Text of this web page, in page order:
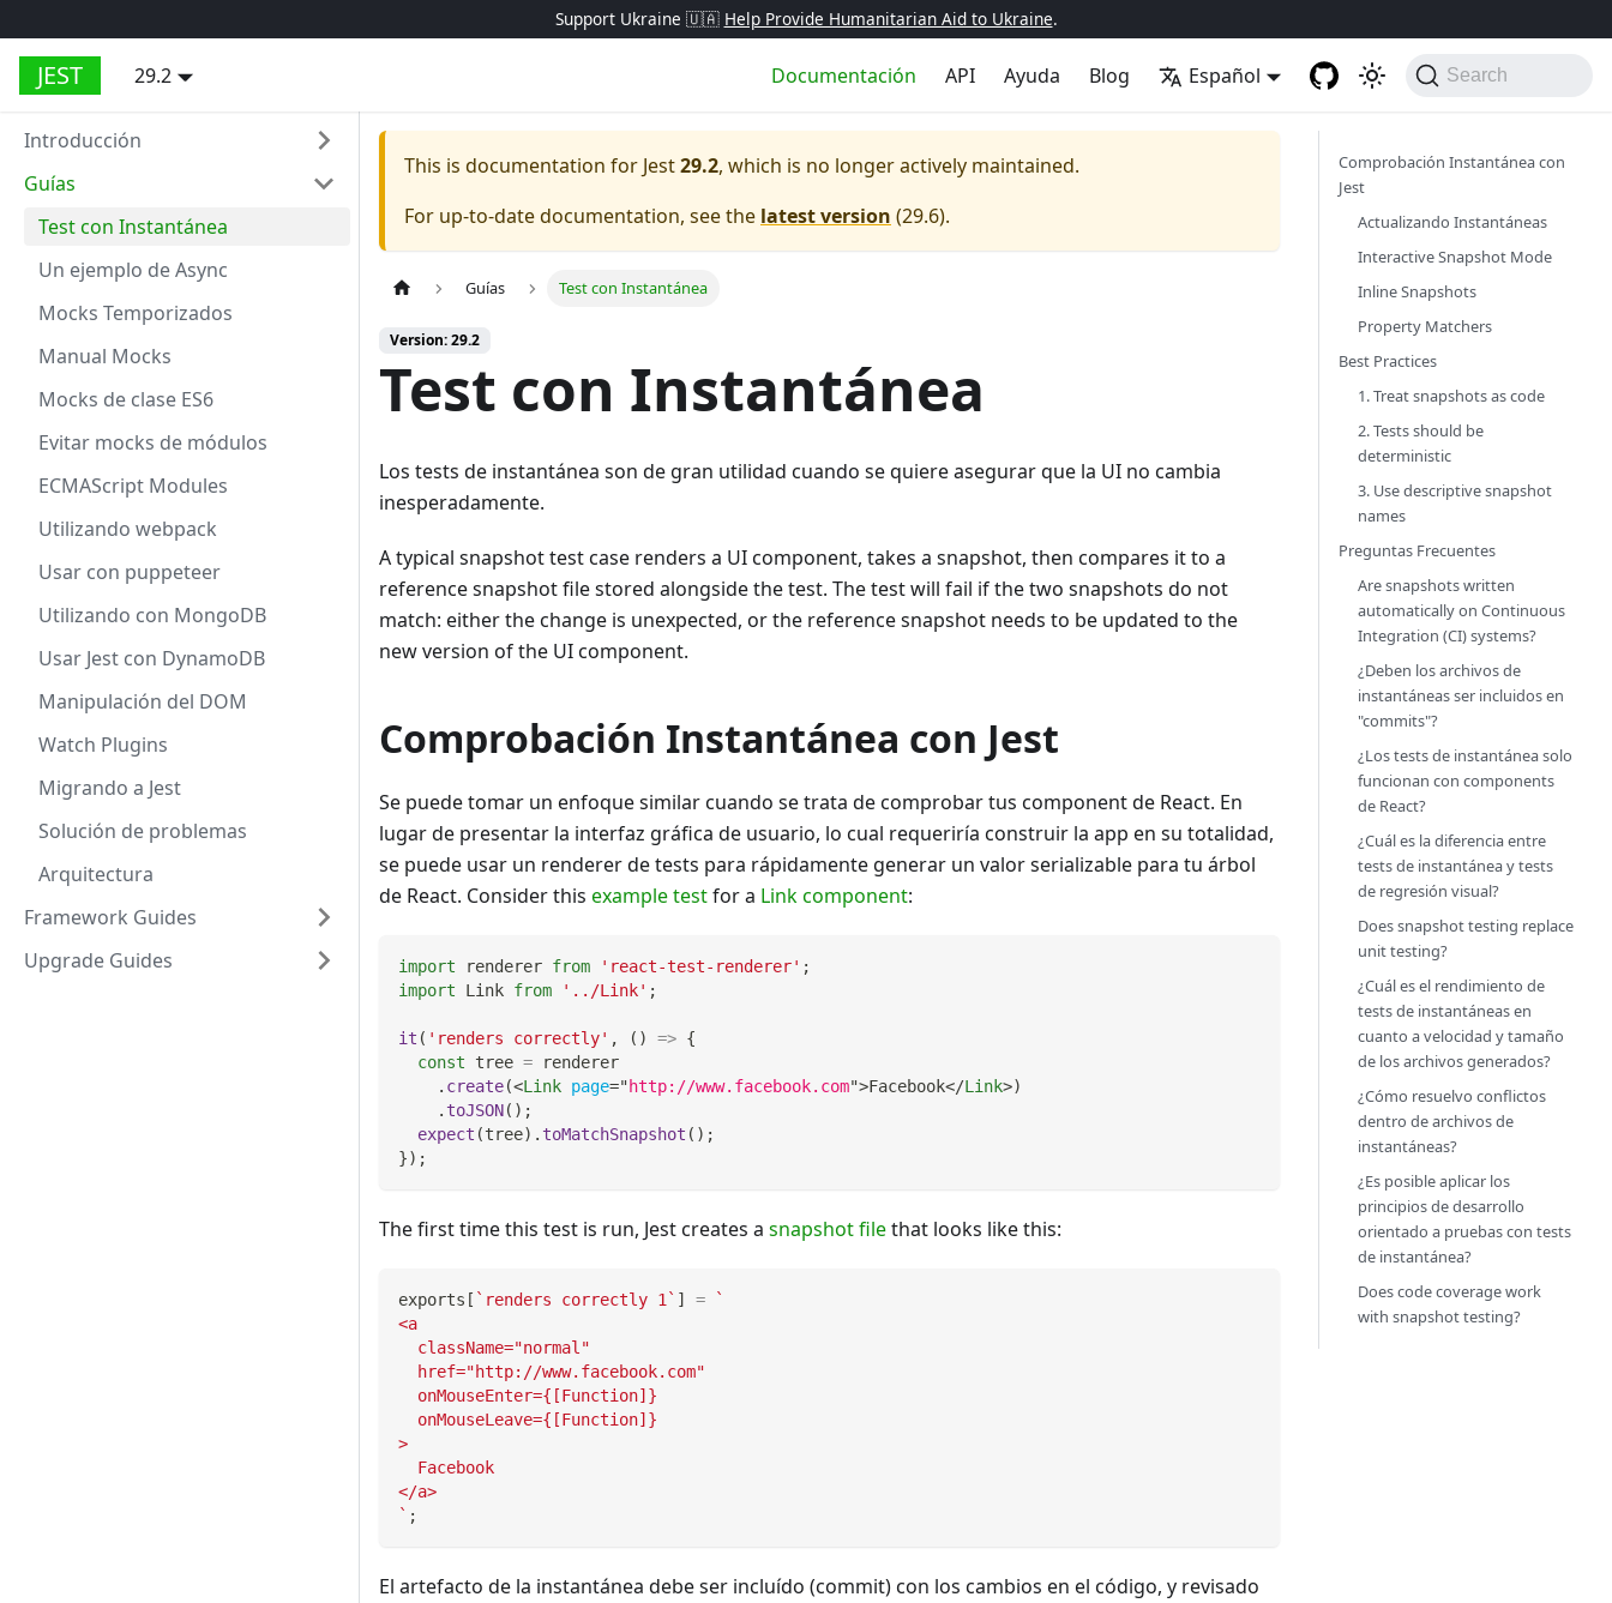
Support Ukraine 🇺🇦 Help Provide Humanitarian Aid to Ukraine.
JEST 29.2 Documentación API Ayuda Blog Español Search
Introducción
Guías
Test con Instantánea
Un ejemplo de Async
Mocks Temporizados
Manual Mocks
Mocks de clase ES6
Evitar mocks de módulos
ECMAScript Modules
Utilizando webpack
Usar con puppeteer
Utilizando con MongoDB
Usar Jest con DynamoDB
Manipulación del DOM
Watch Plugins
Migrando a Jest
Solución de problemas
Arquitectura
Framework Guides
Upgrade Guides
This is documentation for Jest29.2, which is no longer actively maintained.
For up-to-date documentation, see the latest version (29.6).
Guías Test con Instantánea
Version: 29.2
Test con Instantánea
Los tests de instantánea son de gran utilidad cuando se quiere asegurar que la UI no cambia
inesperadamente.
A typical snapshot test case renders a UI component, takes a snapshot, then compares it to a
reference snapshot file stored alongside the test. The test will fail if the two snapshots do not
match: either the change is unexpected, or the reference snapshot needs to be updated to the
new version of the UI component.
Comprobación Instantánea con Jest
Se puede tomar un enfoque similar cuando se trata de comprobar tus component de React. En
lugar de presentar la interfaz gráfica de usuario, lo cual requeriría construir la app en su totalidad,
se puede usar un renderer de tests para rápidamente generar un valor serializable para tu árbol
de React. Consider this example testfor a Link component:
import renderer from 'react-test-renderer' ;
import
Link from '../Link' ;
it ( 'renders correctly' , ( ) => {
const tree = renderer
. create(<Link page="http://www.facebook.com">Facebook</Link>)
. toJSON( ) ;
expect (tree) . toMatchSnapshot ( ) ;
}) ;
The first time this test is run, Jest creates a snapshot filethat looks like this:
exports [ ` renders correctly 1 ` ] =
`
<a
  className="normal"
  href="http://www.facebook.com"
  onMouseEnter={[Function]}
  onMouseLeave={[Function]}
>
  Facebook
</a>
` ;
El artefacto de la instantánea debe ser incluído (commit) con los cambios en el código, y revisado
Comprobación Instantánea con
Jest
Actualizando Instantáneas
Interactive Snapshot Mode
Inline Snapshots
Property Matchers
Best Practices
1. Treat snapshots as code
2. Tests should be
deterministic
3. Use descriptive snapshot
names
Preguntas Frecuentes
Are snapshots written
automatically on Continuous
Integration (CI) systems?
¿Deben los archivos de
instantáneas ser incluidos en
"commits"?
¿Los tests de instantánea solo
funcionan con components
de React?
¿Cuál es la diferencia entre
tests de instantánea y tests
de regresión visual?
Does snapshot testing replace
unit testing?
¿Cuál es el rendimiento de
tests de instantáneas en
cuanto a velocidad y tamaño
de los archivos generados?
¿Cómo resuelvo conflictos
dentro de archivos de
instantáneas?
¿Es posible aplicar los
principios de desarrollo
orientado a pruebas con tests
de instantánea?
Does code coverage work
with snapshot testing?